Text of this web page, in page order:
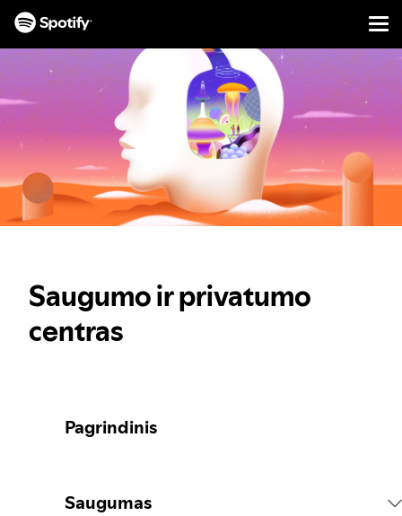
Į
TURINĮ
Saugumo ir privatumo
centras
Pagrindinis
Saugumas